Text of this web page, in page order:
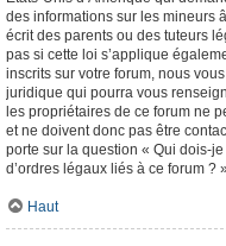
des informations sur les mineurs
écrit des parents ou des tuteurs
pas si cette loi s’applique
inscrits sur votre forum, nous
juridique qui pourra vous
les propriétaires de ce forum ne
et ne doivent donc pas être
porte sur la question « Qui dois-
d’ordres légaux liés à ce forum ?
Haut